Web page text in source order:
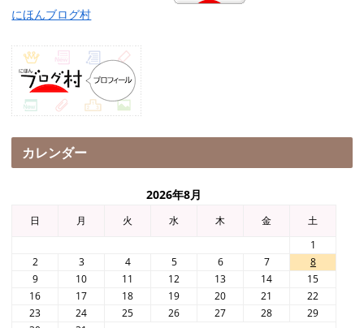
にほんブログ村
カレンダー
2026年8月
日 月 火 水 木 金
土
1
2
3 4 5 6 7
8
9
10 11 12 13 14
15
16
17 18 19 20 21
22
23
24 25 26 27 28
29